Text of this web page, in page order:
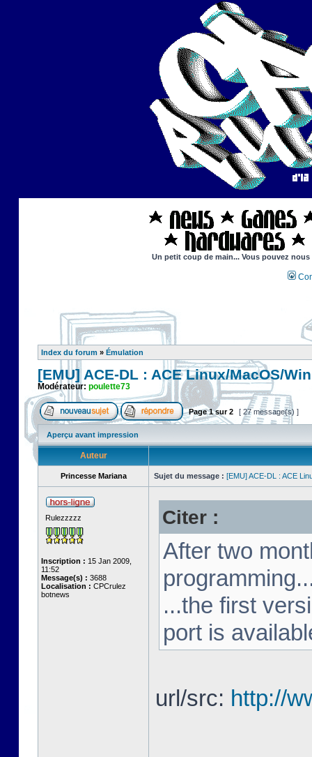
Un petit coup de main... Vous pouvez
Index du forum » Émulation
[EMU] ACE-DL : ACE Linux/MacOS/
Modérateur: poulette73
Page1sur2 [ 27 message(s) ]
Aperçu avant impression
Auteur
Princesse Mariana Sujet du message : [EMU] ACE-DL : ACE
Rulezzzzz
Inscription : 15 Jan 2009,
11:52
Message(s) : 3688
Localisation : CPCrulez
botnews
Citer :
After two
...the first
port is
url/src: http://